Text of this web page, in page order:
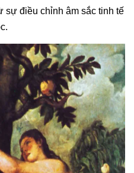
sự điều chỉnh âm sắc tinh tế